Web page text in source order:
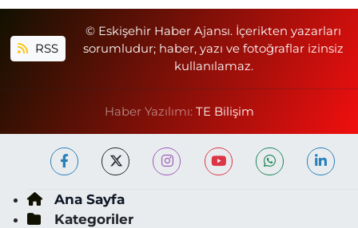
RSS
© Eskişehir Haber Ajansı. İçerikten yazarları
sorumludur; haber, yazı ve fotoğraflar izinsiz
kullanılamaz.
Haber Yazılımı: TE Bilişim
Ana Sayfa
Kategoriler